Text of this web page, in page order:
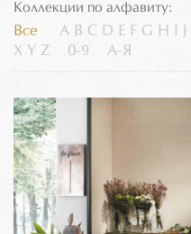
Коллекции по алфавиту:
Все A B C D E F G H
X Y Z 0-9 А-Я